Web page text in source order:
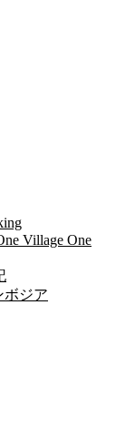
Village One
ボジア